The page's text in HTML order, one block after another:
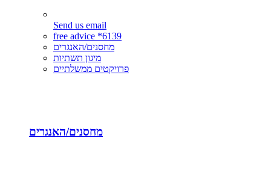
Send us email
free advice *6139
מחסנים/האנגרים
מיגון תשתיות
פרויקטים ממשלתיים
מחסנים/האנגרים